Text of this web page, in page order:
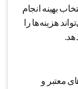
بهینه انجام
هزینه‌ها را
معتبر و